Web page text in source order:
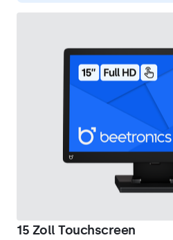
15 Zoll Touchscreen